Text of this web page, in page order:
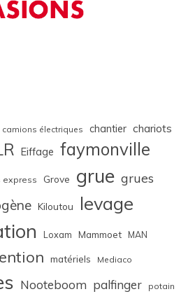
camions électriques chantier chariots
Eiffage faymonville
express Grove grue grues
Kiloutou levage
Loxam Mammoet MAN
matériels Mediaco
Nooteboom palfinger potain